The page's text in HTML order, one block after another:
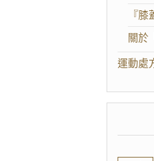
『
關於
運動處